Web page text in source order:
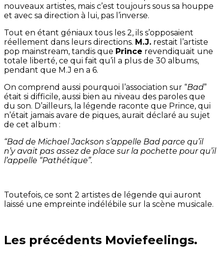
nouveaux artistes, mais c’est toujours sous sa houppe
et avec sa direction à lui, pas l’inverse.
Tout en étant géniaux tous les 2, ils s’opposaient
réellement dans leurs directions. M.J. restait l’artiste
pop mainstream, tandis que Prince revendiquait une
totale liberté, ce qui fait qu’il a plus de 30 albums,
pendant que M.J en a 6.
On comprend aussi pourquoi l’association sur “Bad”
était si difficile, aussi bien au niveau des paroles que
du son. D’ailleurs, la légende raconte que Prince, qui
n’était jamais avare de piques, aurait déclaré au sujet
de cet album :
“Bad de Michael Jackson s’appelle Bad parce qu’il
n’y avait pas assez de place sur la pochette pour qu’il
l’appelle “Pathétique”.
Toutefois, ce sont 2 artistes de légende qui auront
laissé une empreinte indélébile sur la scène musicale.
Les précédents Moviefeelings.